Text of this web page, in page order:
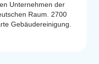
Unternehmen der
Raum. 2700
Gebäudereinigung.